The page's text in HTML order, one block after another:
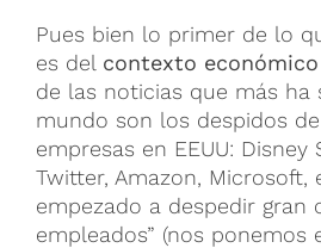
Pues bien lo primer de lo
es del contexto económico
de las noticias que más ha
mundo son los despidos
empresas en EEUU: Disney
Twitter, Amazon, Microsoft,
empezado a despedir gran
empleados” (nos ponemos